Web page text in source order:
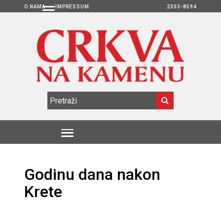
O NAMA IMPRESSUM 2303-8594
Godinu dana nakon
Krete